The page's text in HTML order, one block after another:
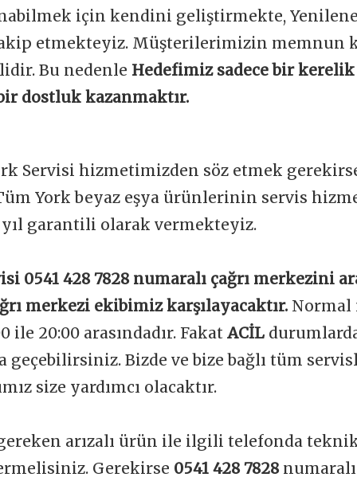
için kendini geliştirmekte,
etmekteyiz. Müşterilerimizin memnun
Bu nedenle Hedefimiz sadece bir
dostluk kazanmaktır.
Servisi hizmetimizden söz etmek
York beyaz eşya ürünlerinin servis
garantili olarak vermekteyiz.
0541 428 7828 numaralı çağrı merkezini
merkezi ekibimiz karşılayacaktır. Normal
ile 20:00 arasındadır. Fakat ACİL
Bizde ve bize bağlı tüm
size yardımcı olacaktır.
arızalı ürün ile ilgili telefonda
Gerekirse 0541 428 7828